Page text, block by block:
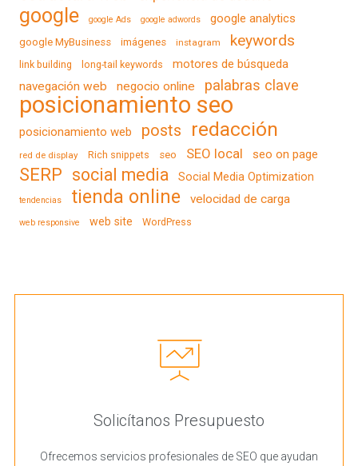
google google Ads google adwords google analytics
google MyBusiness imágenes instagram keywords
link building long-tail keywords
motores de búsqueda
navegación web
negocio online palabras clave
posicionamiento seo
posicionamiento web posts redacción
red de display Rich snippets seo SEO local seo on page
SERP social media Social Media Optimization
tendencias tienda online velocidad de carga
web responsive web site WordPress
Solicítanos Presupuesto
Ofrecemos servicios profesionales de SEO que ayudan